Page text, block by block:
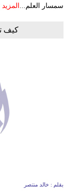
سمسار العلم...
المزيد
كيف
بقلم : خالد منتصر